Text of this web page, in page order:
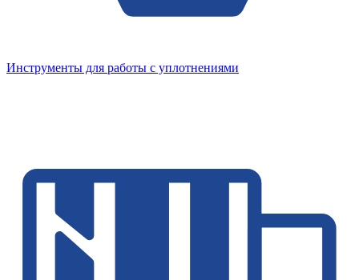
Инструменты для работы с уплотнениями